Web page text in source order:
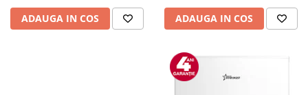
ADAUGA IN COS ADAUGA IN COS